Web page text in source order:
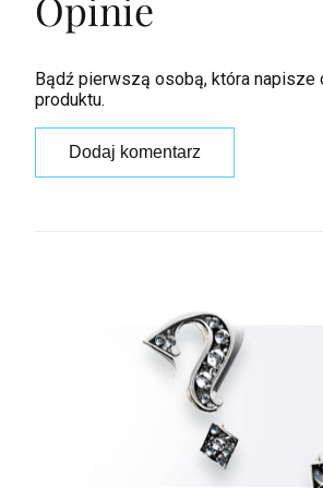
Bądź pierwszą osobą, która napisze
produktu.
Dodaj komentarz